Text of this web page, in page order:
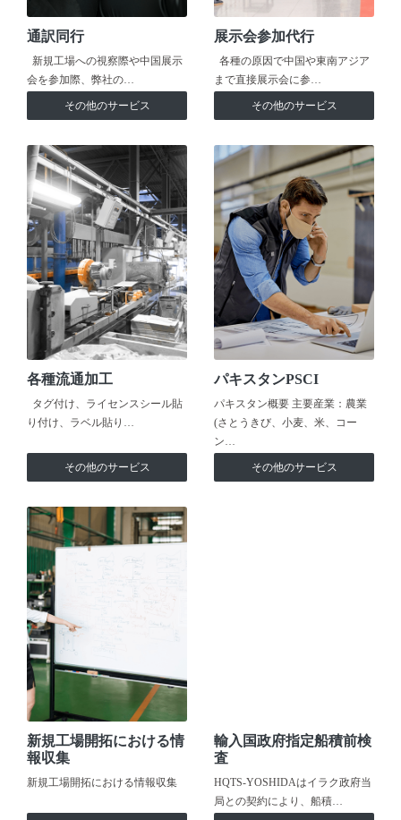
通訳同行
新規工場への視察際や中国展示
会を参加際、弊社の…
その他のサービス
展示会参加代行
各種の原因で中国や東南アジア
まで直接展示会に参…
その他のサービス
各種流通加工
タグ付け、ライセンスシール貼
り付け、ラベル貼り…
その他のサービス
パキスタンPSCI
パキスタン概要 主要産業：農業
(さとうきび、小麦、米、コー
ン…
その他のサービス
新規工場開拓における情
報収集
新規工場開拓における情報収集
輸入国政府指定船積前検
査
HQTS-YOSHIDAはイラク政府当
局との契約により、船積…